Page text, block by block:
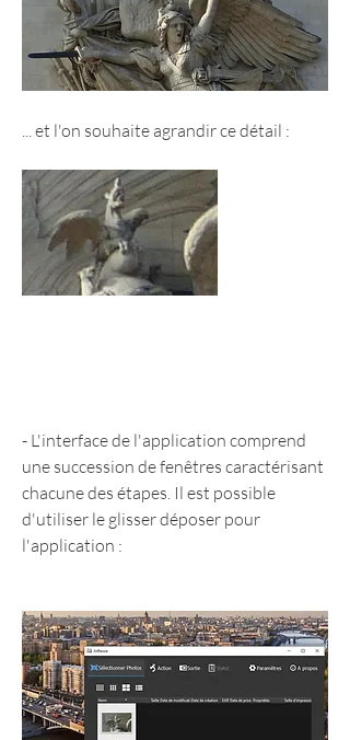
... et l'on souhaite agrandir ce détail :
- L'interface de l'application comprend
une succession de fenêtres caractérisant
chacune des étapes. Il est possible
d'utiliser le glisser déposer pour
l'application :